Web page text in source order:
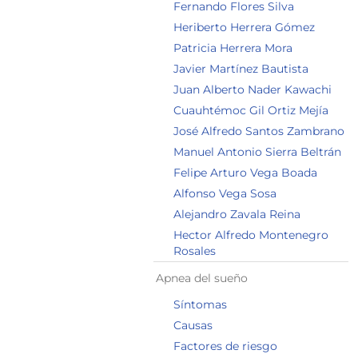
Fernando Flores Silva
Heriberto Herrera Gómez
Patricia Herrera Mora
Javier Martínez Bautista
Juan Alberto Nader Kawachi
Cuauhtémoc Gil Ortiz Mejía
José Alfredo Santos Zambrano
Manuel Antonio Sierra Beltrán
Felipe Arturo Vega Boada
Alfonso Vega Sosa
Alejandro Zavala Reina
Hector Alfredo Montenegro
Rosales
Apnea del sueño
Síntomas
Causas
Factores de riesgo